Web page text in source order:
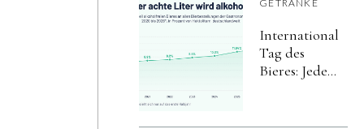
GETRÄNKE
Internationaler
Tag des
Bieres: Jeder
Gastro wird